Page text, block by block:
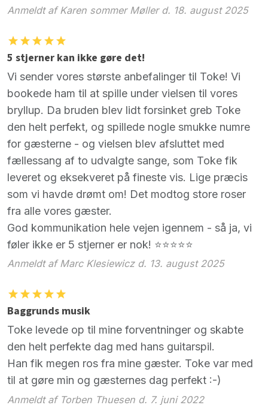
Anmeldt af Karen sommer Møller d. 18. august 2025
5 stjerner kan ikke gøre det!
Vi sender vores største anbefalinger til Toke! Vi
bookede ham til at spille under vielsen til vores
bryllup. Da bruden blev lidt forsinket greb Toke
den helt perfekt, og spillede nogle smukke numre
for gæsterne - og vielsen blev afsluttet med
fællessang af to udvalgte sange, som Toke fik
leveret og eksekveret på fineste vis. Lige præcis
som vi havde drømt om! Det modtog store roser
fra alle vores gæster.
God kommunikation hele vejen igennem - så ja, vi
føler ikke er 5 stjerner er nok! ⭐️⭐️⭐️⭐️⭐️
Anmeldt af Marc Klesiewicz d. 13. august 2025
Baggrunds musik
Toke levede op til mine forventninger og skabte
den helt perfekte dag med hans guitarspil.
Han fik megen ros fra mine gæster. Toke var med
til at gøre min og gæsternes dag perfekt :-)
Anmeldt af Torben Thuesen d. 7. juni 2022